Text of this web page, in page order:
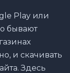
Play или
бывают
и скачивать
Здесь